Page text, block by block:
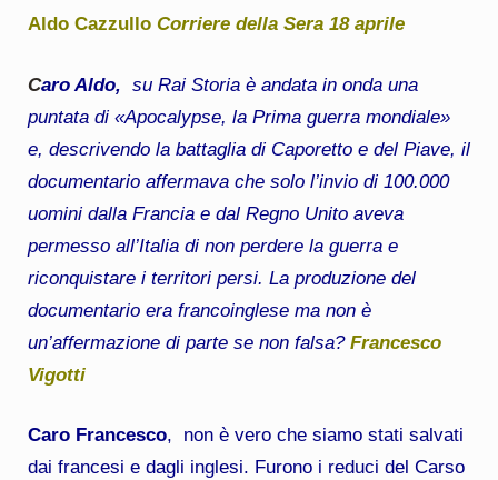
Aldo Cazzullo Corriere della Sera 18 aprile
Caro Aldo, su Rai Storia è andata in onda una
puntata di «Apocalypse, la Prima guerra mondiale»
e, descrivendo la battaglia di Caporetto e del Piave, il
documentario affermava che solo l’invio di 100.000
uomini dalla Francia e dal Regno Unito aveva
permesso all’Italia di non perdere la guerra e
riconquistare i territori persi. La produzione del
documentario era francoinglese ma non è
un’affermazione di parte se non falsa? Francesco
Vigotti
Caro Francesco, non è vero che siamo stati salvati
dai francesi e dagli inglesi. Furono i reduci del Carso